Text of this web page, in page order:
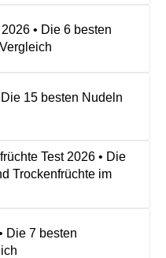
• Die 6 besten
15 besten Nudeln
Test 2026 • Die
Trockenfrüchte im
Die 7 besten